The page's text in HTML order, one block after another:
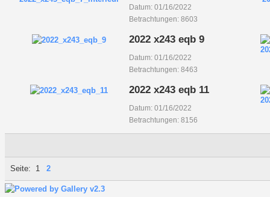
Datum: 01/16/2022
Betrachtungen: 8603
2022 x243 eqb 9
Datum: 01/16/2022
Betrachtungen: 8463
2022 x243 eqb 11
Datum: 01/16/2022
Betrachtungen: 8156
Seite: 1 2